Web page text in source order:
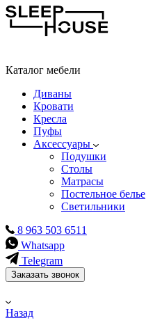
Каталог мебели
Диваны
Кровати
Кресла
Пуфы
Аксессуары
Подушки
Столы
Матрасы
Постельное белье
Светильники
8 963 503 6511
Whatsapp
Telegram
Заказать звонок
Назад